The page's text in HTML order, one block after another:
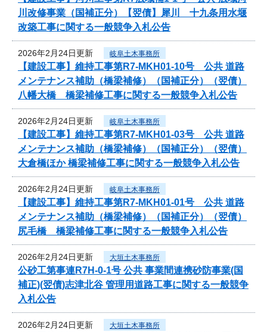
川改修事業（国補正分）【翌債】犀川 十九条用水堰
改築工事に関する一般競争入札公告
2026年2月24日更新 岐阜土木事務所
【建設工事】維持工事第R7-MKH01-10号 公共 道路
メンテナンス補助（橋梁補修）（国補正分）（翌債）
八幡大橋 橋梁補修工事に関する一般競争入札公告
2026年2月24日更新 岐阜土木事務所
【建設工事】維持工事第R7-MKH01-03号 公共 道路
メンテナンス補助（橋梁補修）（国補正分）（翌債）
大倉橋ほか 橋梁補修工事に関する一般競争入札公告
2026年2月24日更新 岐阜土木事務所
【建設工事】維持工事第R7-MKH01-01号 公共 道路
メンテナンス補助（橋梁補修）（国補正分）（翌債）
尻毛橋 橋梁補修工事に関する一般競争入札公告
2026年2月24日更新 大垣土木事務所
公砂工第事連R7H-0-1号 公共 事業間連携砂防事業(国
補正)(翌債)志津北谷 管理用道路工事に関する一般競争
入札公告
2026年2月24日更新 大垣土木事務所